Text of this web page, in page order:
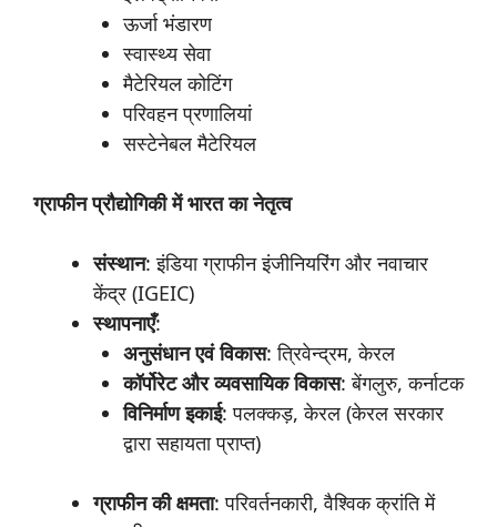
ऊर्जा भंडारण
स्वास्थ्य सेवा
मैटेरियल कोटिंग
परिवहन प्रणालियां
सस्टेनेबल मैटेरियल
ग्राफीनप्रौद्योगिकीमेंभारतकानेतृत्व
संस्थान: इंडिया ग्राफीन इंजीनियरिंग और नवाचार
केंद्र (IGEIC)
स्थापनाएँ:
अनुसंधानएवंविकास: त्रिवेन्द्रम, केरल
कॉर्पोरेटऔरव्यवसायिकविकास: बेंगलुरु, कर्नाटक
विनिर्माणइकाई: पलक्कड़, केरल (केरल सरकार
द्वारा सहायता प्राप्त)
ग्राफीनकीक्षमता: परिवर्तनकारी, वैश्विक क्रांति में